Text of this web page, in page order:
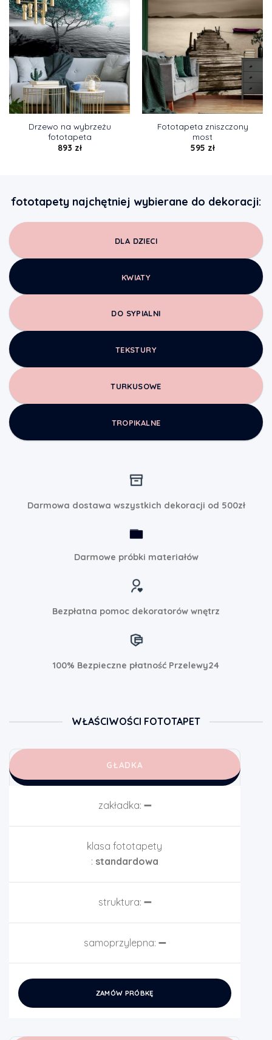
Drzewo na wybrzeżu
fototapeta
893 zł
Fototapeta zniszczony
most
595 zł
fototapety najchętniej wybierane do dekoracji:
DLA DZIECI
KWIATY
DO SYPIALNI
TEKSTURY
TURKUSOWE
TROPIKALNE
Darmowa dostawa wszystkich dekoracji od 500zł
Darmowe próbki materiałów
Bezpłatna pomoc dekoratorów wnętrz
100% Bezpieczne płatność Przelewy24
WŁAŚCIWOŚCI FOTOTAPET
GŁADKA
zakładka: ➖
klasa fototapety
: standardowa
struktura: ➖
samoprzylepna: ➖
ZAMÓW PRÓBKĘ